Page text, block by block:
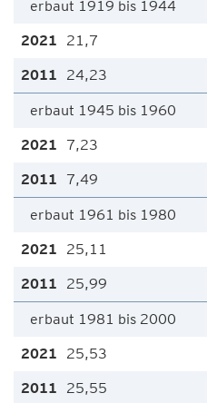
erbaut 1919 bis 1944
21,7
24,23
erbaut 1945 bis 1960
7,23
7,49
erbaut 1961 bis 1980
25,11
25,99
erbaut 1981 bis 2000
25,53
25,55